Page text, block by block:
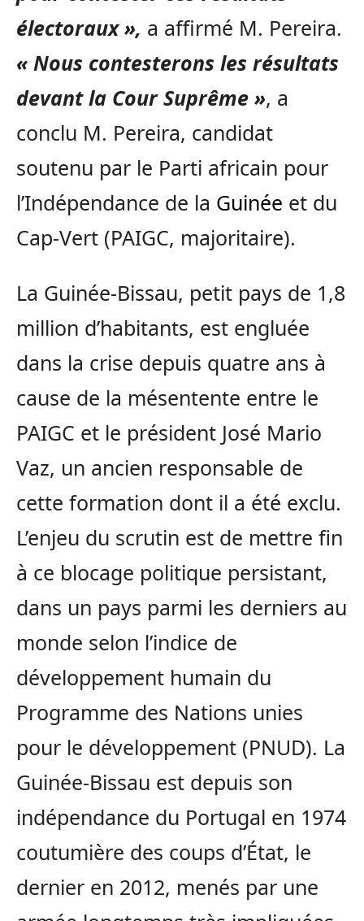
électoraux », a affirmé M. Pereira.
« Nous contesterons les résultats
devant la Cour Suprême », a
conclu M. Pereira, candidat
soutenu par le Parti africain pour
l’Indépendance de la Guinée et du
Cap-Vert (PAIGC, majoritaire).
La Guinée-Bissau, petit pays de 1,8
million d’habitants, est engluée
dans la crise depuis quatre ans à
cause de la mésentente entre le
PAIGC et le président José Mario
Vaz, un ancien responsable de
cette formation dont il a été exclu.
L’enjeu du scrutin est de mettre fin
à ce blocage politique persistant,
dans un pays parmi les derniers au
monde selon l’indice de
développement humain du
Programme des Nations unies
pour le développement (PNUD). La
Guinée-Bissau est depuis son
indépendance du Portugal en 1974
coutumière des coups d’État, le
dernier en 2012, menés par une